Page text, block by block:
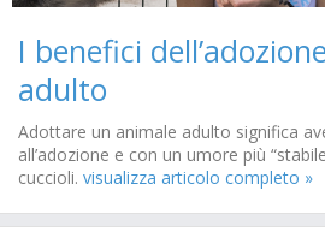
I benefici
adulto
Adottare un animale adulto significa
all’adozione e con un umore più
cuccioli. visualizza articolo completo »